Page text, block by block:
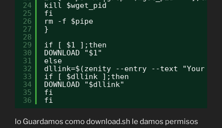
24
25
26
27
28
29
30
31
32
33
34
35
36
kill $wget_pid
fi
rm -f $pipe
}
if [ $1 ];then
DOWNLOAD "$1"
else
dllink=$(zenity --entry --text "Your
if [ $dllink ];then
DOWNLOAD "$dllink"
fi
fi
lo Guardamos como download.sh le damos permisos